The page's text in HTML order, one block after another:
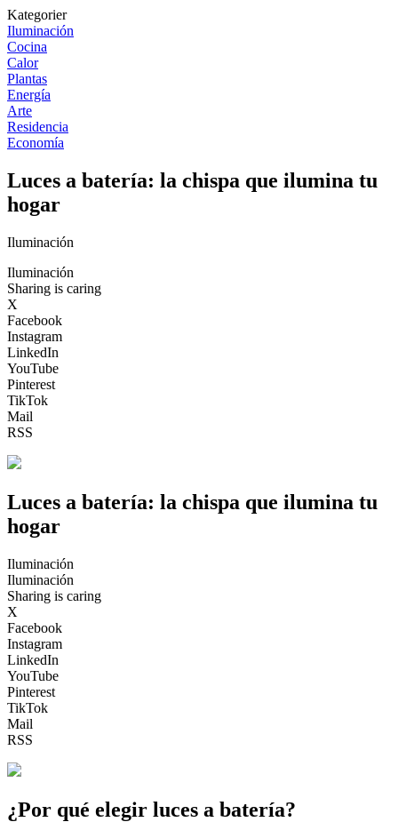
Kategorier
Iluminación
Cocina
Calor
Plantas
Energía
Arte
Residencia
Economía
Luces a batería: la chispa que ilumina tu
hogar
Iluminación
Iluminación
Sharing is caring
X
Facebook
Instagram
LinkedIn
YouTube
Pinterest
TikTok
Mail
RSS
Luces a batería: la chispa que ilumina tu
hogar
Iluminación
Iluminación
Sharing is caring
X
Facebook
Instagram
LinkedIn
YouTube
Pinterest
TikTok
Mail
RSS
¿Por qué elegir luces a batería?